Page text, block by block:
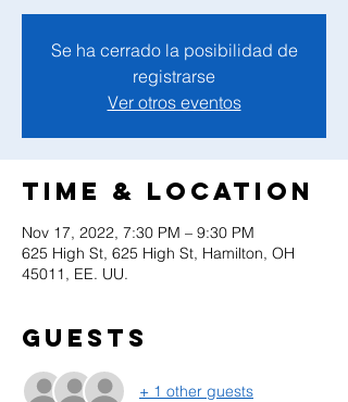
Se ha cerrado la posibilidad de
registrarse
Ver otros eventos
Time & Location
Nov 17, 2022, 7:30 PM – 9:30 PM
625 High St, 625 High St, Hamilton, OH
45011, EE. UU.
Guests
+ 1 other guests